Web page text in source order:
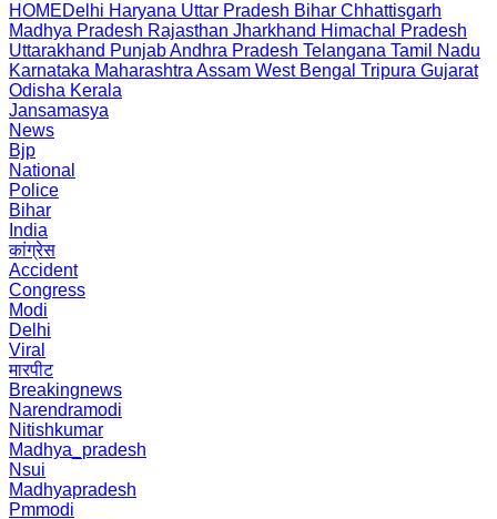
HOMEDelhi Haryana Uttar Pradesh Bihar Chhattisgarh
Madhya Pradesh Rajasthan Jharkhand Himachal Pradesh
Uttarakhand PunjabAndhra Pradesh Telangana Tamil Nadu
Karnataka Maharashtra Assam West Bengal Tripura Gujarat
Odisha Kerala
Jansamasya
News
Bjp
National
Police
Bihar
India
कांग्रेस
Accident
Congress
Modi
Delhi
Viral
मारपीट
Breakingnews
Narendramodi
Nitishkumar
Madhya_pradesh
Nsui
Madhyapradesh
Pmmodi